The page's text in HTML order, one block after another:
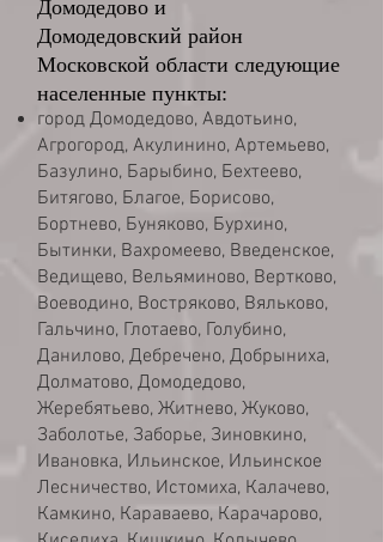
Домодедово и
Домодедовский район
Московской области следующие
населенные пункты:​
город Домодедово, Авдотьино,
Агрогород, Акулинино, Артемьево,
Базулино, Барыбино, Бехтеево,
Битягово, Благое, Борисово,
Бортнево, Буняково, Бурхино,
Бытинки, Вахромеево, Введенское,
Ведищево, Вельяминово, Вертково,
Воеводино, Востряково, Вяльково,
Гальчино, Глотаево, Голубино,
Данилово, Дебречено, Добрыниха,
Долматово, Домодедово,
Жеребятьево, Житнево, Жуково,
Заболотье, Заборье, Зиновкино,
Ивановка, Ильинское, Ильинское
Лесничество, Истомиха, Калачево,
Камкино, Караваево, Карачарово,